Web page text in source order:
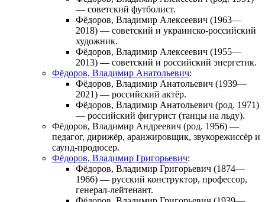
— советский футболист.
Фёдоров, Владимир Алексеевич (1963—
2018) — советский и украинско-российский
художник.
Фёдоров, Владимир Алексеевич (1955—
2013) — советский и российский энергетик.
Фёдоров, Владимир Анатольевич:
Фёдоров, Владимир Анатольевич (1939—
2021) — российский актёр.
Фёдоров, Владимир Анатольевич (род. 1971)
— российский фигурист (танцы на льду).
Фёдоров, Владимир Андреевич (род. 1956) —
педагог, дирижёр, аранжировщик, звукорежиссёр и
саунд-продюсер.
Фёдоров, Владимир Григорьевич:
Фёдоров, Владимир Григорьевич (1874—
1966) — русский конструктор, профессор,
генерал-лейтенант.